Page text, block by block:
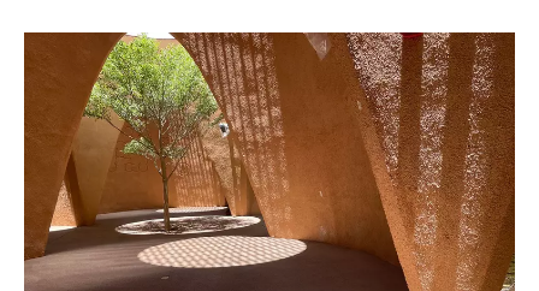
Italien(IT)
Japan(JP)
Jordanien(JO)
Kanada(CA)
Kasachstan(KZ)
Kenia(KE)
Kroatien(HR)
Kuwait(KW)